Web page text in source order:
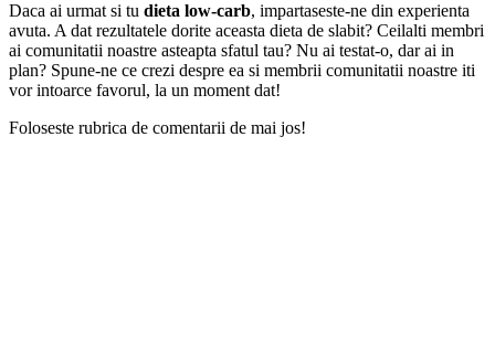
Daca ai urmat si tu dieta low-carb, impartaseste-ne din experienta
avuta. A dat rezultatele dorite aceasta dieta de slabit? Ceilalti membri
ai comunitatii noastre asteapta sfatul tau? Nu ai testat-o, dar ai in
plan? Spune-ne ce crezi despre ea si membrii comunitatii noastre iti
vor intoarce favorul, la un moment dat!
Foloseste rubrica de comentarii de mai jos!